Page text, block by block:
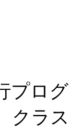
プロ
クラ